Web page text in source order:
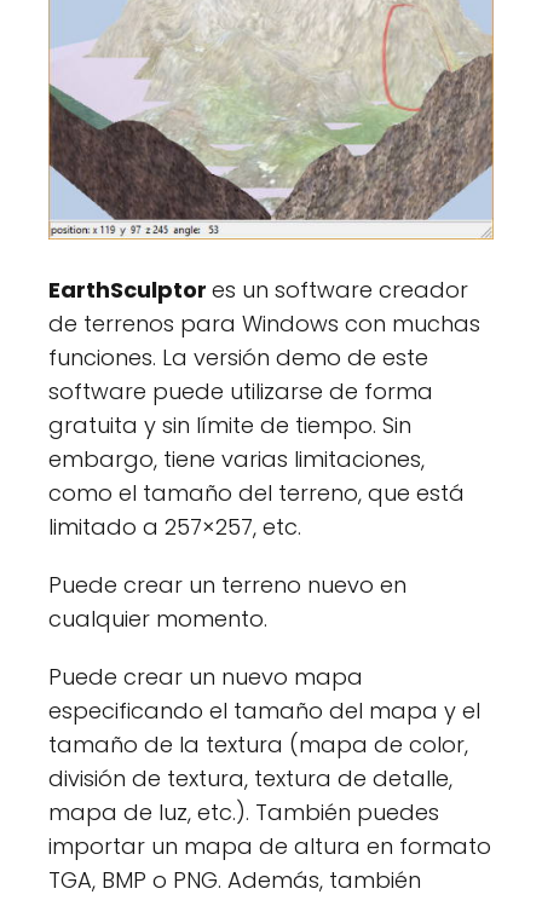
EarthSculptor es un software creador
de terrenos para Windows con muchas
funciones. La versión demo de este
software puede utilizarse de forma
gratuita y sin límite de tiempo. Sin
embargo, tiene varias limitaciones,
como el tamaño del terreno, que está
limitado a 257×257, etc.
Puede crear un terreno nuevo en
cualquier momento.
Puede crear un nuevo mapa
especificando el tamaño del mapa y el
tamaño de la textura (mapa de color,
división de textura, textura de detalle,
mapa de luz, etc.). También puedes
importar un mapa de altura en formato
TGA, BMP o PNG. Además, también